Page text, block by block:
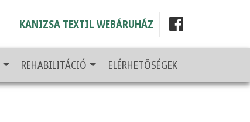
KANIZSA TEXTIL WEBÁRUHÁZ
REHABILITÁCIÓ ELÉRHETŐSÉGEK